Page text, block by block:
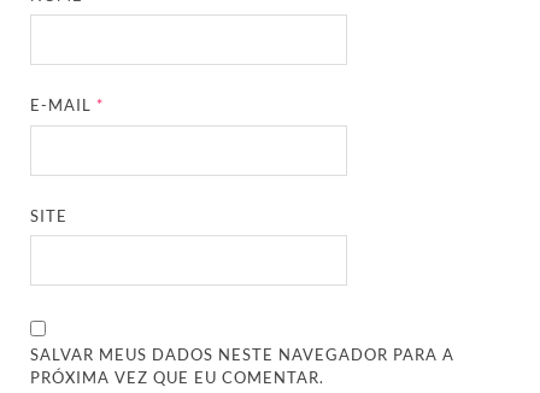
E-MAIL*
SITE
SALVAR MEUS DADOS NESTE NAVEGADOR PARA A
PRÓXIMA VEZ QUE EU COMENTAR.